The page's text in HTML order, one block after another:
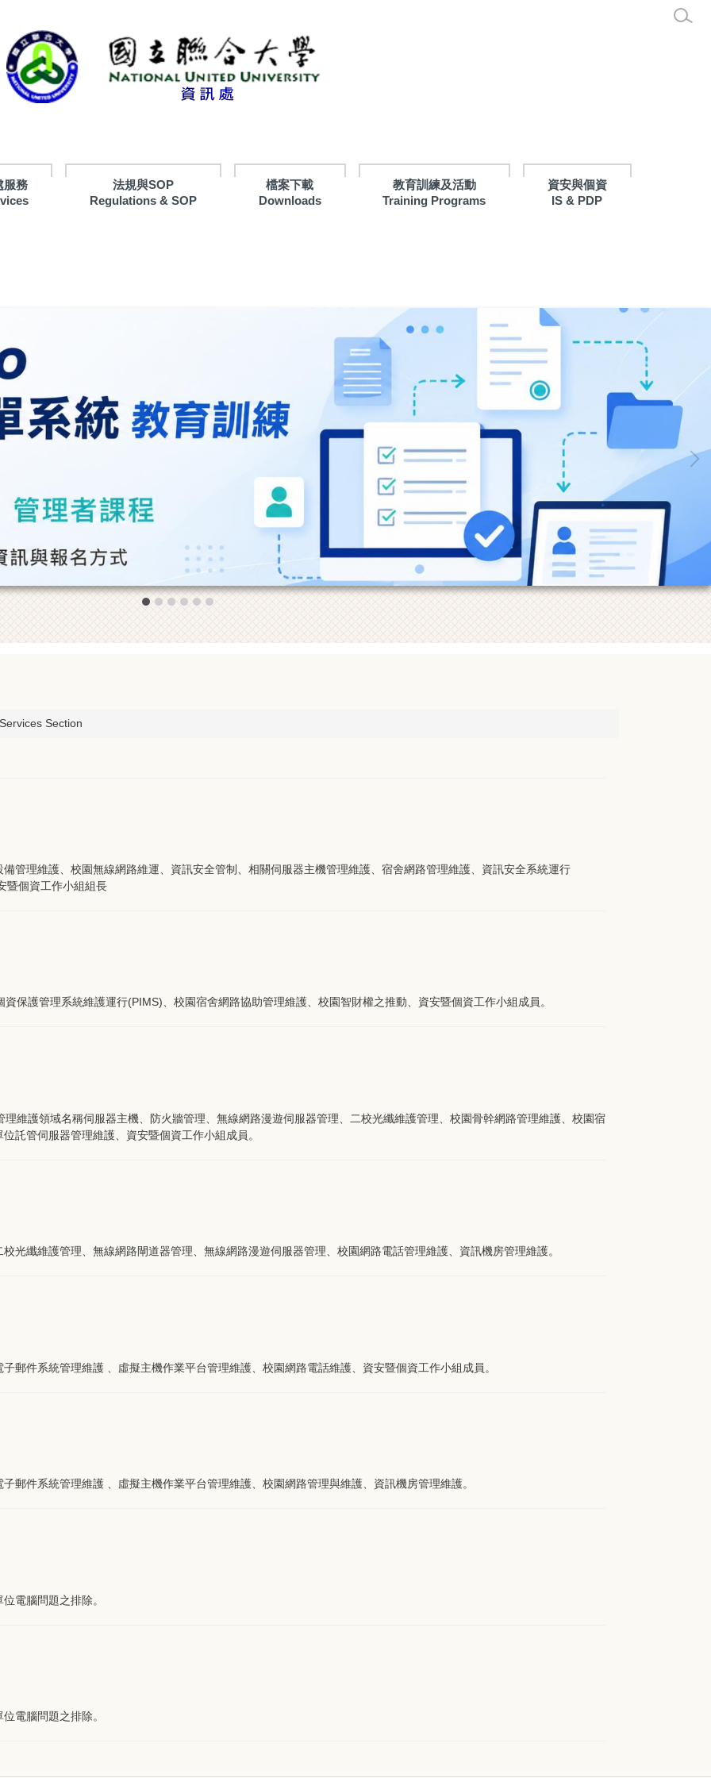
服務
法規與SOP
Regulations & SOP
檔案下載
Downloads
教育訓練及活動
Training Programs
資安與個資
IS & PDP
Section
管理維護、校園無線網路維運、資訊安全管制、相關伺服器主機管理維護、宿舍網路管理維護、資訊安全系統運行
暨個資工作小組組長
保護管理系統維護運行(PIMS)、校園宿舍網路協助管理維護、校園智財權之推動、資安暨個資工作小組成員。
維護領域名稱伺服器主機、防火牆管理、無線網路漫遊伺服器管理、二校光纖維護管理、校園骨幹網路管理維護、校園宿
託管伺服器管理維護、資安暨個資工作小組成員。
光纖維護管理、無線網路閘道器管理、無線網路漫遊伺服器管理、校園網路電話管理維護、資訊機房管理維護。
郵件系統管理維護 、虛擬主機作業平台管理維護、校園網路電話維護、資安暨個資工作小組成員。
郵件系統管理維護 、虛擬主機作業平台管理維護、校園網路管理與維護、資訊機房管理維護。
電腦問題之排除。
電腦問題之排除。